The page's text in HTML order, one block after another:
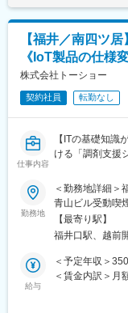
変更の範囲：無
期、供給課題並
問題発生時には
課題解決に向け
状況、市況、原
（BCP／BCM）
・在庫管理：
す。
・法令遵守：改
を行うとともに
・調達業務効率
の効率化に向け
用した業務効率
た職場風土（
にしながら改善
【福井／南四ツ
《IoT製品の仕様
株式会社トーショー
契約社員 転勤なし
仕事内容
【ITの基礎知
ける「調剤支援
【はじめに】
当ポジションは
用～保守を担う
からチャレンジ
求人となって
迎しております
勤務地
＜勤務地詳細＞
青山ビル受動喫
事業所（リモー
【最寄り駅】
福井口駅、越前
給与
＜予定年収＞
＜賃金内訳＞月